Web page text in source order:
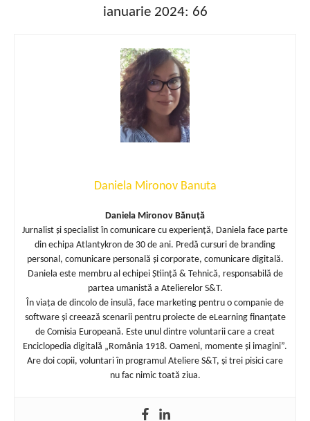
ianuarie 2024: 66
Daniela Mironov Banuta
Daniela Mironov Bănuță
Jurnalist și specialist în comunicare cu experiență, Daniela face parte
din echipa Atlantykron de 30 de ani. Predă cursuri de branding
personal, comunicare personală și corporate, comunicare digitală.
Daniela este membru al echipei Știință & Tehnică, responsabilă de
partea umanistă a Atelierelor S&T.
În viața de dincolo de insulă, face marketing pentru o companie de
software și creează scenarii pentru proiecte de eLearning finanțate
de Comisia Europeană. Este unul dintre voluntarii care a creat
Enciclopedia digitală „România 1918. Oameni, momente și imagini”.
Are doi copii, voluntari în programul Ateliere S&T, și trei pisici care
nu fac nimic toată ziua.